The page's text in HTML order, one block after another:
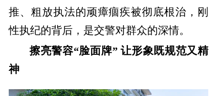
推、粗放执法的顽瘴痼疾被彻底根治，刚
性执纪的背后，是交警对群众的深情。
擦亮警容“脸面牌” 让形象既规范又精
神